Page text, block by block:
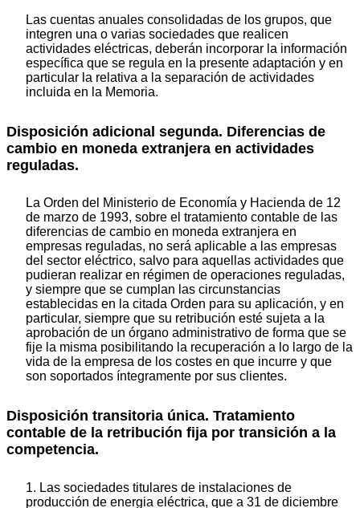
Las cuentas anuales consolidadas de los grupos, que
integren una o varias sociedades que realicen
actividades eléctricas, deberán incorporar la información
específica que se regula en la presente adaptación y en
particular la relativa a la separación de actividades
incluida en la Memoria.
Disposición adicional segunda. Diferencias de
cambio en moneda extranjera en actividades
reguladas.
La Orden del Ministerio de Economía y Hacienda de 12
de marzo de 1993, sobre el tratamiento contable de las
diferencias de cambio en moneda extranjera en
empresas reguladas, no será aplicable a las empresas
del sector eléctrico, salvo para aquellas actividades que
pudieran realizar en régimen de operaciones reguladas,
y siempre que se cumplan las circunstancias
establecidas en la citada Orden para su aplicación, y en
particular, siempre que su retribución esté sujeta a la
aprobación de un órgano administrativo de forma que se
fije la misma posibilitando la recuperación a lo largo de la
vida de la empresa de los costes en que incurre y que
son soportados íntegramente por sus clientes.
Disposición transitoria única. Tratamiento
contable de la retribución fija por transición a la
competencia.
1. Las sociedades titulares de instalaciones de
producción de energia eléctrica, que a 31 de diciembre